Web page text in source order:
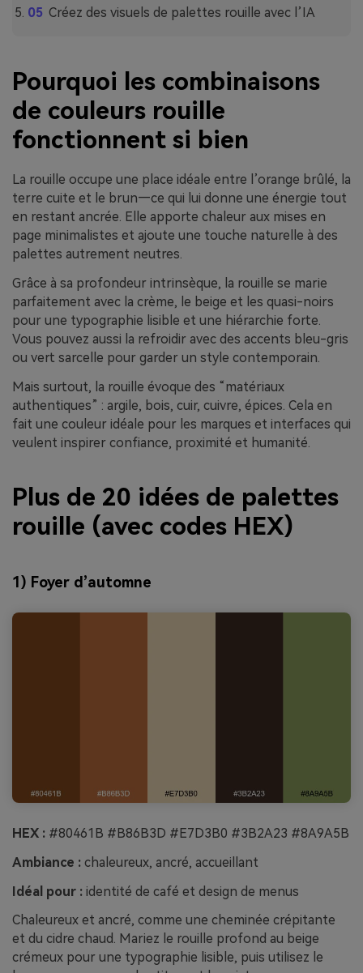
Créez des visuels de palettes rouille avec l’IA
Pourquoi les combinaisons
de couleurs rouille
fonctionnent si bien
La rouille occupe une place idéale entre l’orange brûlé, la
terre cuite et le brun—ce qui lui donne une énergie tout
en restant ancrée. Elle apporte chaleur aux mises en
page minimalistes et ajoute une touche naturelle à des
palettes autrement neutres.
Grâce à sa profondeur intrinsèque, la rouille se marie
parfaitement avec la crème, le beige et les quasi-noirs
pour une typographie lisible et une hiérarchie forte.
Vous pouvez aussi la refroidir avec des accents bleu-gris
ou vert sarcelle pour garder un style contemporain.
Mais surtout, la rouille évoque des “matériaux
authentiques” : argile, bois, cuir, cuivre, épices. Cela en
fait une couleur idéale pour les marques et interfaces qui
veulent inspirer confiance, proximité et humanité.
Plus de 20 idées de palettes
rouille (avec codes HEX)
1) Foyer d’automne
HEX : #80461B #B86B3D #E7D3B0 #3B2A23 #8A9A5B
Ambiance : chaleureux, ancré, accueillant
Idéal pour : identité de café et design de menus
Chaleureux et ancré, comme une cheminée crépitante
et du cidre chaud. Mariez le rouille profond au beige
crémeux pour une typographie lisible, puis utilisez le